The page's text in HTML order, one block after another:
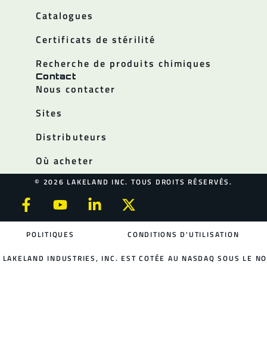
Catalogues
Certificats de stérilité
Recherche de produits chimiques
Contact
Nous contacter
Sites
Distributeurs
Où acheter
© 2026 LAKELAND INC. TOUS DROITS RÉSERVÉS.
POLITIQUES CONDITIONS D'UTILISATION
LAKELAND INDUSTRIES, INC. EST COTÉE AU NASDAQ SOUS LE